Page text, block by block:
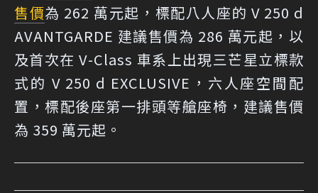
售價為 262 萬元起，標配八人座的 V 250 d
AVANTGARDE 建議售價為 286 萬元起，以
及首次在 V-Class 車系上出現三芒星立標款
式的 V 250 d EXCLUSIVE，六人座空間配
置，標配後座第一排頭等艙座椅，建議售價
為 359 萬元起。